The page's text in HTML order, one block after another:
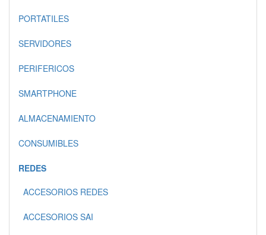
PORTATILES
SERVIDORES
PERIFERICOS
SMARTPHONE
ALMACENAMIENTO
CONSUMIBLES
REDES
ACCESORIOS REDES
ACCESORIOS SAI